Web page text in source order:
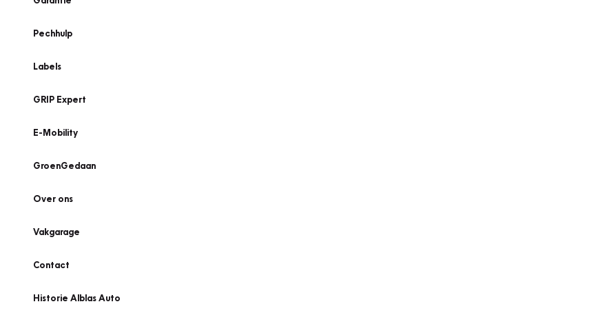
Pechhulp
Labels
GRIP Expert
E-Mobility
GroenGedaan
Over ons
Vakgarage
Contact
Historie Alblas Auto